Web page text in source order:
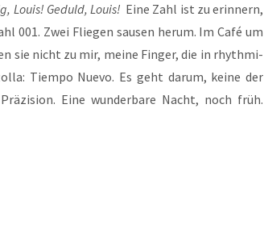
Lou­is! Geduld, Lou­is! Eine Zahl ist zu erin­nern,
001. Zwei Flie­gen sau­sen her­um. Im Café um
sie nicht zu mir, mei­ne Fin­ger, die in rhyth­mi­
Tiem­po Nue­vo. Es geht dar­um, kei­ne der
Eine wun­der­ba­re Nacht, noch früh.